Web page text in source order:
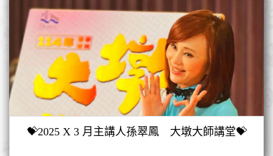
💝2025 X 3 月主講人孫翠鳳 大墩大師講堂💝